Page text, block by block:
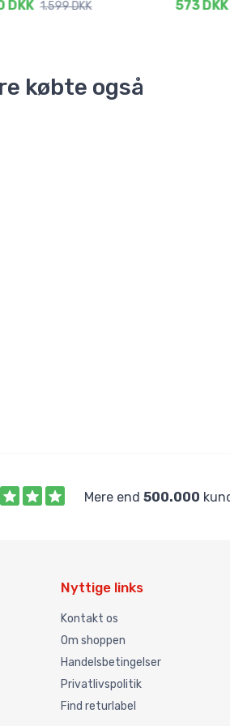
DKK 1.599 DKK 573 DKK
købte også
Mere end 500.000
Nyttige links
Kontakt os
Om shoppen
Handelsbetingelser
Privatlivspolitik
Find returlabel